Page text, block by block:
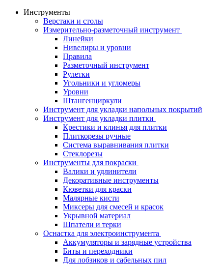
Инструменты
Верстаки и столы
Измерительно-разметочный инструмент
Линейки
Нивелиры и уровни
Правила
Разметочный инструмент
Рулетки
Угольники и угломеры
Уровни
Штангенциркули
Инструмент для укладки напольных покрытий
Инструмент для укладки плитки
Крестики и клинья для плитки
Плиткорезы ручные
Система выравнивания плитки
Стеклорезы
Инструменты для покраски
Валики и удлинители
Декоративные инструменты
Кюветки для краски
Малярные кисти
Миксеры для смесей и красок
Укрывной материал
Шпатели и терки
Оснастка для электроинструмента
Аккумуляторы и зарядные устройства
Биты и переходники
Для лобзиков и сабельных пил